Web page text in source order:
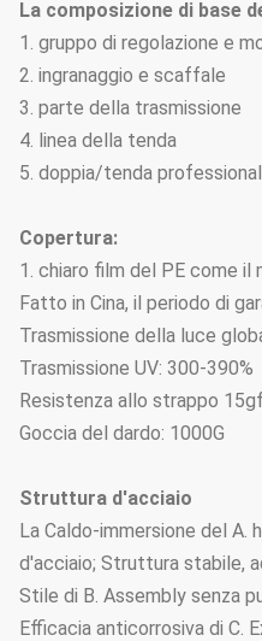
La composizione di base
1. gruppo di regolazione e
2. ingranaggio e scaffale
3. parte della trasmissione
4. linea della tenda
5. doppia/tenda
Copertura:
1. chiaro film del PE come il
Fatto in Cina, il periodo di
Trasmissione della luce
Trasmissione UV: 300-390%
Resistenza allo strappo
Goccia del dardo: 1000G
Struttura d'acciaio
La Caldo-immersione del A.
d'acciaio; Struttura stabile,
Stile di B. Assembly senza
Efficacia anticorrosiva di C.